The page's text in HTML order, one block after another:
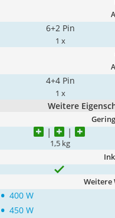
6+2 Pin
1 x
4+4 Pin
1 x
Weitere
1,5 kg
Weitere
• 400 W
• 450 W